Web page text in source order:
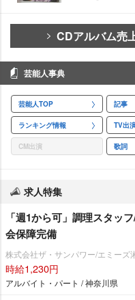
CDアルバム売
芸能人事典
芸能人TOP 記事
ランキング情報 TV出
CM出演 歌詞
求人特集
「週1から可」調理スタッ
会保障完備
株式会社ザ・サンパワー/エミーズ
時給1,230円
アルバイト・パート / 神奈川県